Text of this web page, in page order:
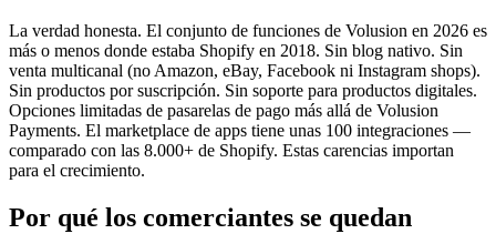
La verdad honesta. El conjunto de funciones de Volusion en 2026 es
más o menos donde estaba Shopify en 2018. Sin blog nativo. Sin
venta multicanal (no Amazon, eBay, Facebook ni Instagram shops).
Sin productos por suscripción. Sin soporte para productos digitales.
Opciones limitadas de pasarelas de pago más allá de Volusion
Payments. El marketplace de apps tiene unas 100 integraciones —
comparado con las 8.000+ de Shopify. Estas carencias importan
para el crecimiento.
Por qué los comerciantes se quedan